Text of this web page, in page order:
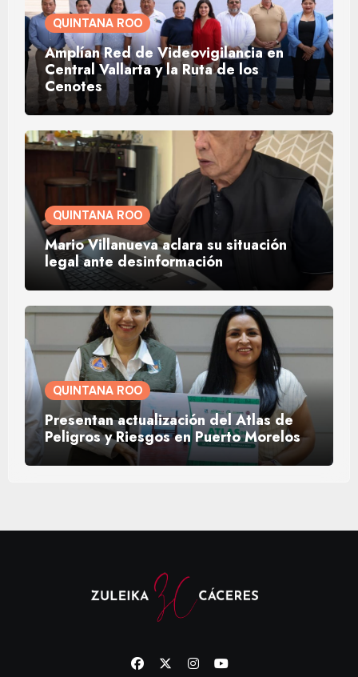
QUINTANA ROO
Amplían Red de Videovigilancia en
Central Vallarta y la Ruta de los
Cenotes
QUINTANA ROO
Mario Villanueva aclara su situación
legal ante desinformación
QUINTANA ROO
Presentan actualización del Atlas de
Peligros y Riesgos en Puerto Morelos